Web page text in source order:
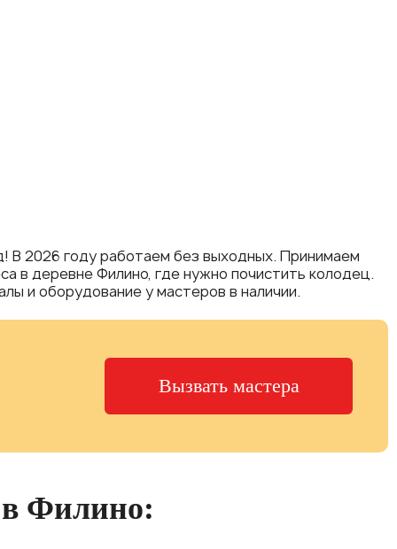
В 2026 году работаем без выходных. Принимаем
в деревне Филино, где нужно почистить колодец.
и оборудование у мастеров в наличии.
Вызвать мастера
в Филино: